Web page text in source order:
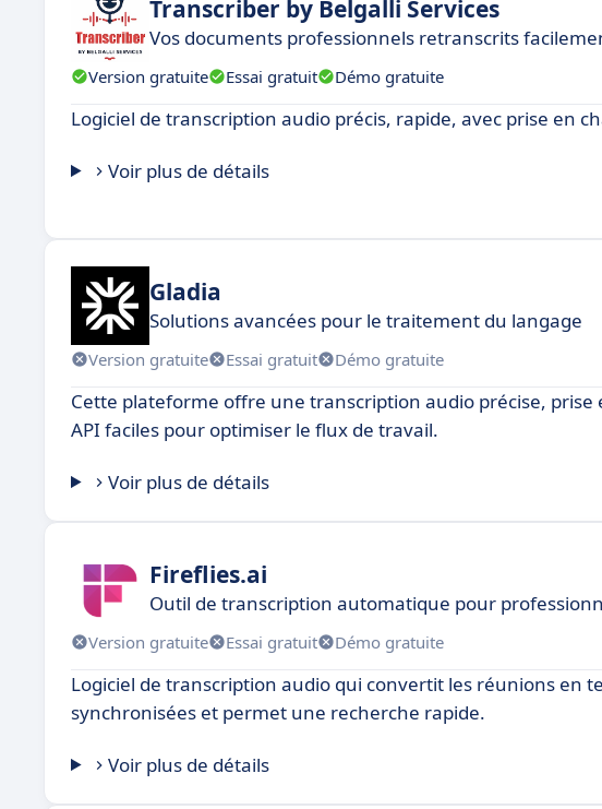
Transcriber by Belgalli Services
Vos documents professionnels retranscrits
Version gratuite Essai gratuit Démo gratuite
Logiciel de transcription audio précis, rapide, avec prise en
Voir plus de détails
Gladia
Solutions avancées pour le traitement du langage
Version gratuite Essai gratuit Démo gratuite
Cette plateforme offre une transcription audio précise,
API faciles pour optimiser le flux de travail.
Voir plus de détails
Fireflies.ai
Outil de transcription automatique pour
Version gratuite Essai gratuit Démo gratuite
Logiciel de transcription audio qui convertit les réunions en
synchronisées et permet une recherche rapide.
Voir plus de détails